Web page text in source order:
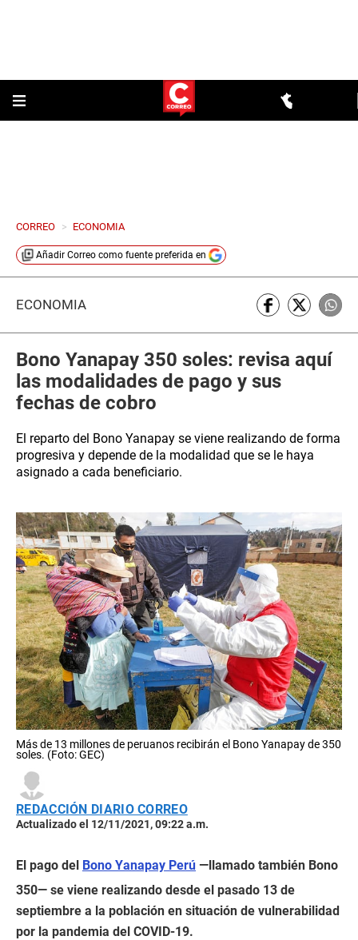
CORREO > ECONOMIA
Añadir Correo como fuente preferida en
ECONOMÍA
Bono Yanapay 350 soles: revisa aquí
las modalidades de pago y sus
fechas de cobro
El reparto del Bono Yanapay se viene realizando de forma
progresiva y depende de la modalidad que se le haya
asignado a cada beneficiario.
Más de 13 millones de peruanos recibirán el Bono Yanapay de 350
soles. (Foto: GEC)
REDACCIÓN DIARIO CORREO
Actualizado el 12/11/2021, 09:22 a.m.
El pago del Bono Yanapay Perú —llamado también Bono
350— se viene realizando desde el pasado 13 de
septiembre a la población en situación de vulnerabilidad
por la pandemia del COVID-19.